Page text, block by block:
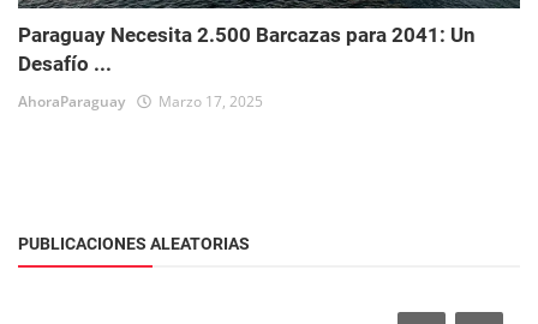
Paraguay Necesita 2.500 Barcazas para 2041: Un
Desafío ...
AhoraParaguay Marzo 17, 2025
PUBLICACIONES ALEATORIAS